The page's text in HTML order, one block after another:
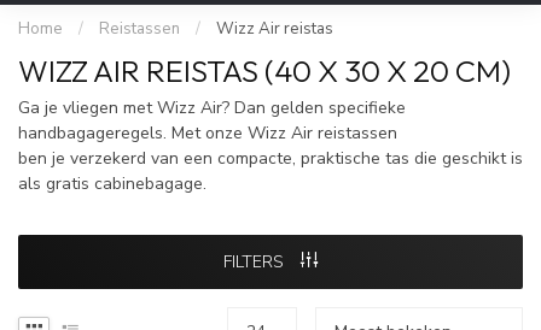
Home / Reistassen / Wizz Air reistas
WIZZ AIR REISTAS (40 X 30 X 20 CM)
Ga je vliegen met Wizz Air? Dan gelden specifieke
handbagageregels. Met onze Wizz Air reistassen
ben je verzekerd van een compacte, praktische tas die geschikt is
als gratis cabinebagage.
FILTERS